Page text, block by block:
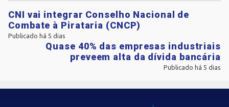
CNI vai integrar Conselho Nacional de
Combate à Pirataria (CNCP)
Publicado há 5 dias
Quase 40% das empresas industriais
preveem alta da dívida bancária
Publicado há 5 dias